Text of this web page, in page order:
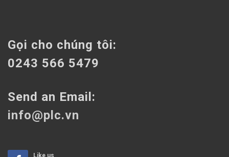
Gọi cho chúng tôi:
0243 566 5479
Send an Email:
info@plc.vn
Like us